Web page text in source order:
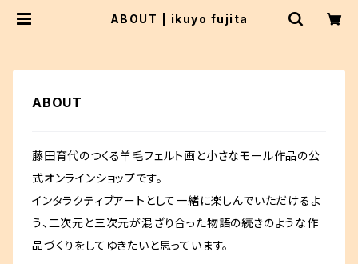
ABOUT | ikuyo fujita
ABOUT
藤田育代のつくる羊毛フェルト画と小さなモール作品の公
式オンラインショップです。
インタラクティブアートとして一緒に楽しんでいただけるよ
う、二次元と三次元が混ざり合った物語の続きのような作
品づくりをしてゆきたいと思っています。